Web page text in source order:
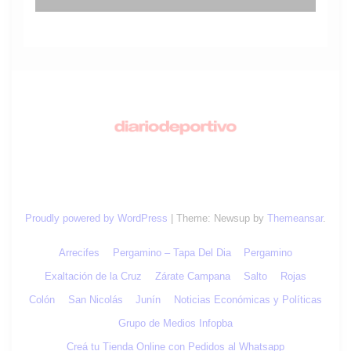
Proudly powered by WordPress | Theme: Newsup by Themeansar.
Arrecifes Pergamino – Tapa Del Dia
Pergamino
Exaltación de la Cruz
Zárate Campana Salto
Rojas
Colón
San Nicolás Junín
Noticias Económicas y Políticas
Grupo de Medios Infopba
Creá tu Tienda Online con Pedidos al Whatsapp